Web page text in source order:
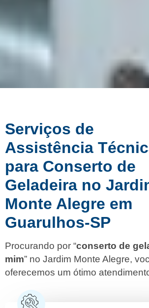
Serviços de
Assistência
para Conserto de
Geladeira no
Monte Alegre em
Guarulhos-SP
Procurando por “conserto de
mim” no Jardim Monte Alegre,
oferecemos um ótimo